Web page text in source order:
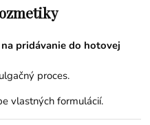
pridávanie do hotovej
proces.
vlastných formulácií.